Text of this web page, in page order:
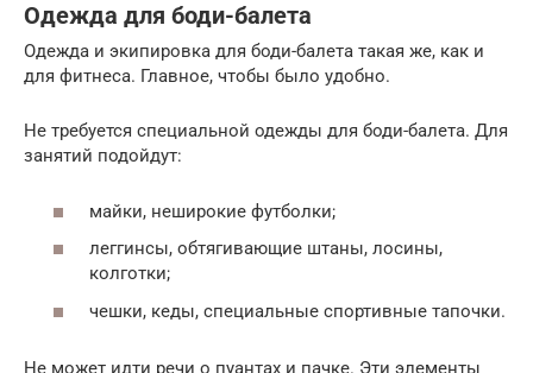
Одежда для боди-балета
Одежда и экипировка для боди-балета такая же, как и
для фитнеса. Главное, чтобы было удобно.
Не требуется специальной одежды для боди-балета. Для
занятий подойдут:
майки, неширокие футболки;
леггинсы, обтягивающие штаны, лосины,
колготки;
чешки, кеды, специальные спортивные тапочки.
Не может идти речи о пуантах и пачке. Эти элементы